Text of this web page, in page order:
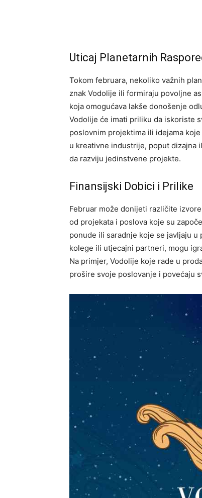
Uticaj Planetarnih
Tokom februara, nekoliko važnih
znak Vodolije ili formiraju povoljne
koja omogućava lakše donošenje
Vodolije će imati priliku da iskoriste
poslovnim projektima ili idejama
u kreativne industrije, poput dizajna
da razviju jedinstvene projekte.
Finansijski Dobici i Prilike
Februar može donijeti različite
od projekata i poslova koje su
ponude ili saradnje koje se javljaju
kolege ili utjecajni partneri, mogu
Na primjer, Vodolije koje rade u
prošire svoje poslovanje i povećaju